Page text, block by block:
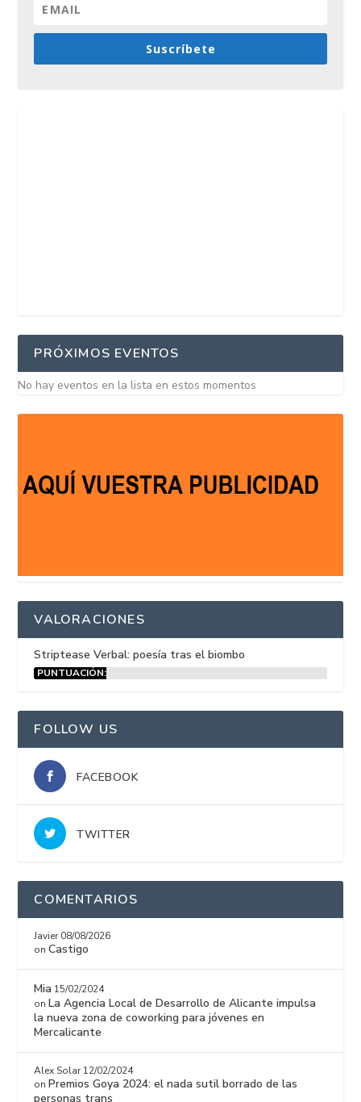
Suscríbete
PRÓXIMOS EVENTOS
No hay eventos en la lista en estos momentos
VALORACIONES
Striptease Verbal: poesía tras el biombo
PUNTUACIÓN:
FOLLOW US
FACEBOOK
TWITTER
COMENTARIOS
Javier 08/08/2026
onCastigo
Mia 15/02/2024
on La Agencia Local de Desarrollo de Alicante impulsa
la nueva zona de coworking para jóvenes en
Mercalicante
Alex Solar 12/02/2024
on Premios Goya 2024: el nada sutil borrado de las
personas trans